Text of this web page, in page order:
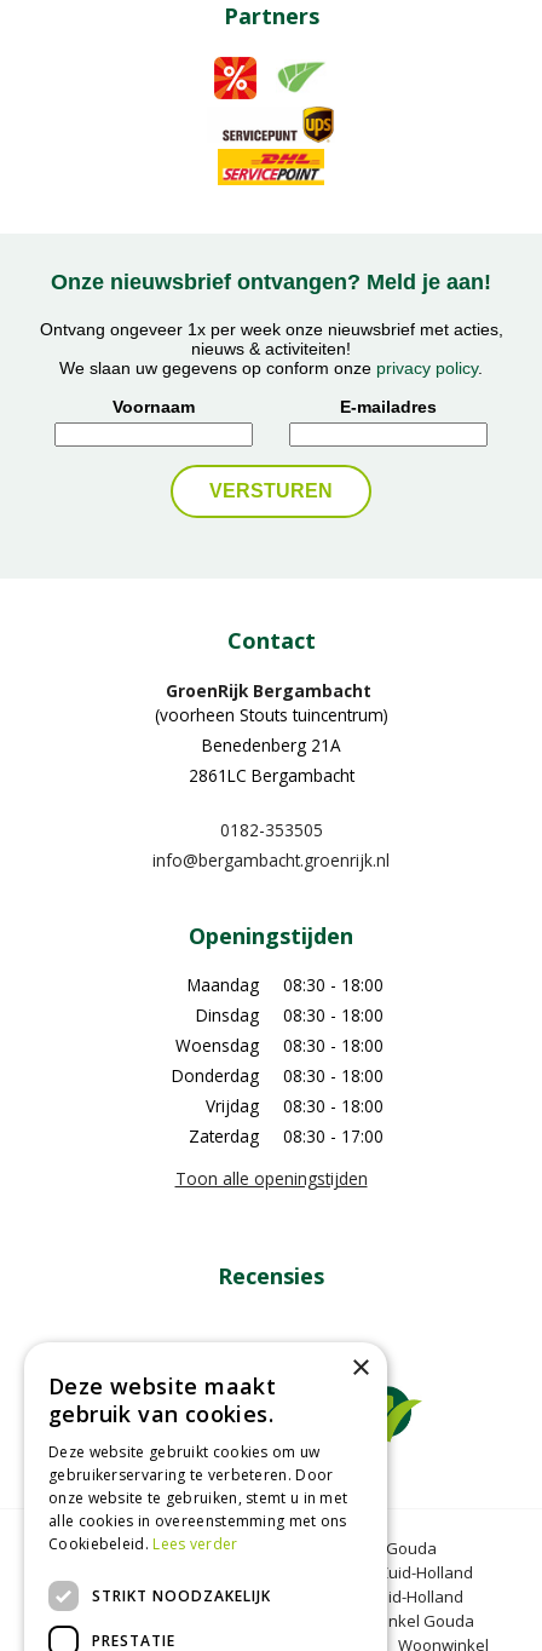
Partners
Onze nieuwsbrief ontvangen? Meld je aan!
Ontvang ongeveer 1x per week onze nieuwsbrief met acties,
nieuws & activiteiten!
We slaan uw gegevens op conform onze privacy policy.
Voornaam
E-mailadres
Contact
GroenRijk Bergambacht
(voorheen Stouts tuincentrum)
Benedenberg 21A
2861LC Bergambacht
0182-353505
info@bergambacht.groenrijk.nl
Openingstijden
Maandag
08:30 - 18:00
Dinsdag
08:30 - 18:00
Woensdag
08:30 - 18:00
Donderdag
08:30 - 18:00
Vrijdag
08:30 - 18:00
Zaterdag
08:30 - 17:00
Toon alle openingstijden
Recensies
Tuincentrum Gouda
Tuinmeubelen Gouda
Graszoden Zuid-Holland
Kinderboerderij Gouda
Tuincentrum Zuid-Holland
Oranjeband zaden
Dierenwinkel Gouda
BBQ Gouda
Tuinmeubelen Zuid-Holland Woonwinkel
×
Deze website maakt
gebruik van cookies.
Deze website gebruikt cookies om uw
gebruikerservaring te verbeteren. Door
onze website te gebruiken, stemt u in met
alle cookies in overeenstemming met ons
Cookiebeleid.Lees verder
STRIKT NOODZAKELIJK
PRESTATIE